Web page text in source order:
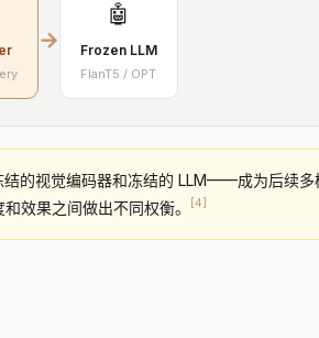
→
🤖
Frozen LLM
FlanT5 / OPT
的视觉编码器和冻结的 LLM——成为后续多
效果之间做出不同权衡。
[4]